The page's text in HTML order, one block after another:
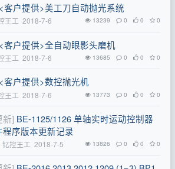
<客户提供>美工刀自动抛光系统
王工 2018-7-6 13239 0 0 0
<客户提供>全自动眼影头磨机
王工 2018-7-6 13685 0 0 0
<客户提供>数控抛光机
王工 2018-7-6 13773 0 0 0
新] BE-1125/1126 单轴实时运动控制器
序版本更新记录
钇控王工 2018-7-5 13826 0 0 0